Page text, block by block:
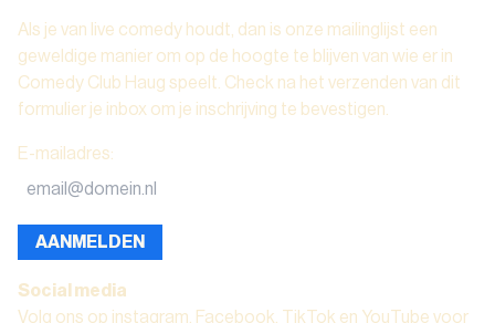
Als je van live comedy houdt, dan is onze mailinglijst een
geweldige manier om op de hoogte te blijven van wie er in
Comedy Club Haug speelt. Check na het verzenden van dit
formulier je inbox om je inschrijving te bevestigen.
E-mailadres:
AANMELDEN
Social media
Volg ons op instagram, Facebook, TikTok en YouTube voor